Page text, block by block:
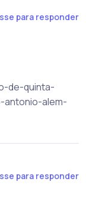
para responder
de-quinta-
alem-
para responder